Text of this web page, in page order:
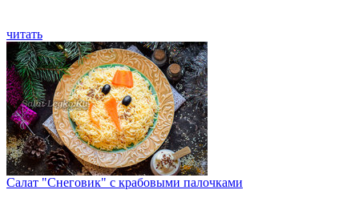
читать
Салат "Снеговик" с крабовыми палочками